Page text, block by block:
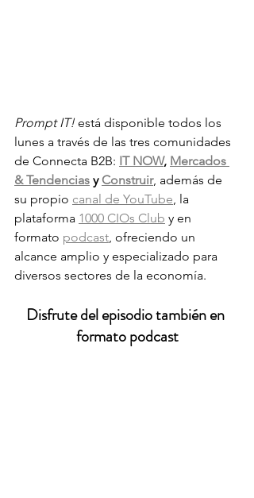
Prompt IT! está disponible todos los
lunes a través de las tres comunidades
de Connecta B2B: IT NOW, Mercados
& Tendencias y Construir, además de
su propio canal de YouTube , la
plataforma 1000 CIOs Club y en
formato podcast , ofreciendo un
alcance amplio y especializado para
diversos sectores de la economía.
Disfrute del episodio también en
formato podcast